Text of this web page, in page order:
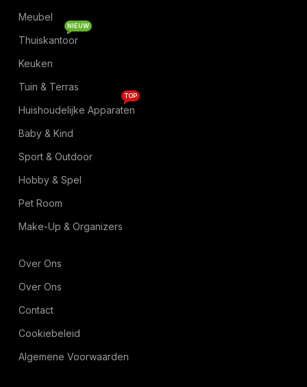
Meubel
Thuiskantoor
NIEUW
Keuken
Tuin & Terras
Huishoudelijke Apparaten
TOP
Baby & Kind
Sport & Outdoor
Hobby & Spel
Pet Room
Make-Up & Organizers
Over Ons
Over Ons
Contact
Cookiebeleid
Algemene Voorwaarden